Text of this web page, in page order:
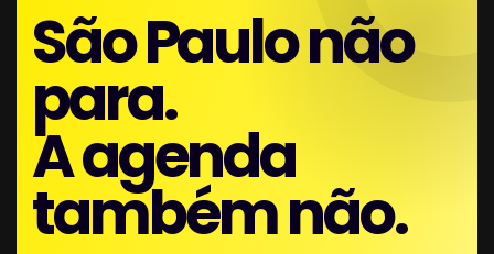
São Paulo não
para.
A agenda
também não.